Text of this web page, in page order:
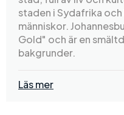
staden i Sydafrika
människor.
Gold" och är en
bakgrunder.
Läs mer